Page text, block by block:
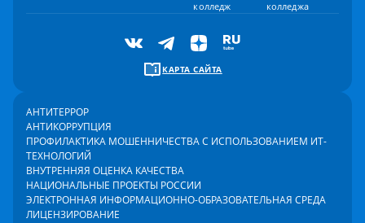
колледж
колледжа
КАРТА САЙТА
АНТИТЕРРОР
АНТИКОРРУПЦИЯ
ПРОФИЛАКТИКА МОШЕННИЧЕСТВА С ИСПОЛЬЗОВАНИЕМ ИТ-
ТЕХНОЛОГИЙ
ВНУТРЕННЯЯ ОЦЕНКА КАЧЕСТВА
НАЦИОНАЛЬНЫЕ ПРОЕКТЫ РОССИИ
ЭЛЕКТРОННАЯ ИНФОРМАЦИОННО-ОБРАЗОВАТЕЛЬНАЯ СРЕДА
ЛИЦЕНЗИРОВАНИЕ